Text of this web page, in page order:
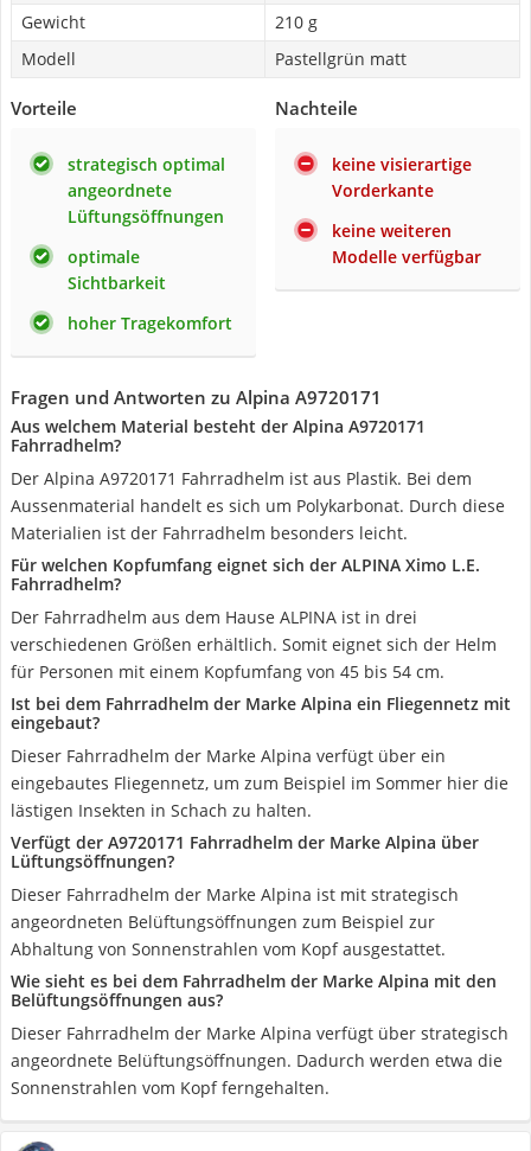
Gewicht
210 g
Modell
Pastellgrün matt
Vorteile
strategisch optimal
angeordnete
Lüftungsöffnungen
optimale
Sichtbarkeit
hoher Tragekomfort
Nachteile
keine visierartige
Vorderkante
keine weiteren
Modelle verfügbar
Fragen und Antworten zu Alpina A9720171
Aus welchem Material besteht der Alpina A9720171
Fahrradhelm?
Der Alpina A9720171 Fahrradhelm ist aus Plastik. Bei dem
Aussenmaterial handelt es sich um Polykarbonat. Durch diese
Materialien ist der Fahrradhelm besonders leicht.
Für welchen Kopfumfang eignet sich der ALPINA Ximo L.E.
Fahrradhelm?
Der Fahrradhelm aus dem Hause ALPINA ist in drei
verschiedenen Größen erhältlich. Somit eignet sich der Helm
für Personen mit einem Kopfumfang von 45 bis 54 cm.
Ist bei dem Fahrradhelm der Marke Alpina ein Fliegennetz mit
eingebaut?
Dieser Fahrradhelm der Marke Alpina verfügt über ein
eingebautes Fliegennetz, um zum Beispiel im Sommer hier die
lästigen Insekten in Schach zu halten.
Verfügt der A9720171 Fahrradhelm der Marke Alpina über
Lüftungsöffnungen?
Dieser Fahrradhelm der Marke Alpina ist mit strategisch
angeordneten Belüftungsöffnungen zum Beispiel zur
Abhaltung von Sonnenstrahlen vom Kopf ausgestattet.
Wie sieht es bei dem Fahrradhelm der Marke Alpina mit den
Belüftungsöffnungen aus?
Dieser Fahrradhelm der Marke Alpina verfügt über strategisch
angeordnete Belüftungsöffnungen. Dadurch werden etwa die
Sonnenstrahlen vom Kopf ferngehalten.